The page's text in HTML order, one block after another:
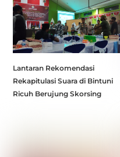
Lantaran Rekomendasi
Rekapitulasi Suara di Bintuni
Ricuh Berujung Skorsing